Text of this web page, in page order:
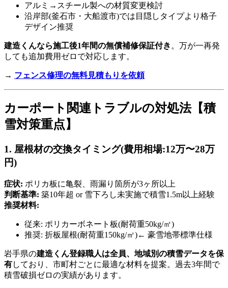
アルミ→スチール製への材質変更検討
沿岸部(釜石市・大船渡市)では目隠しタイプより格子
デザイン推奨
建造くんなら施工後1年間の無償補修保証付き 。万が一再発
しても追加費用ゼロで対応します。
→ フェンス修理の無料見積もりを依頼
カーポート関連トラブルの対処法【積
雪対策重点】
1. 屋根材の交換タイミング(費用相場:12万〜28万
円)
症状: ポリカ板に亀裂、雨漏り箇所が3ヶ所以上
判断基準: 築10年超 or 雪下ろし未実施で積雪1.5m以上経験
推奨材料:
従来: ポリカーボネート板(耐荷重50kg/㎡)
推奨: 折板屋根(耐荷重150kg/㎡)← 豪雪地帯標準仕様
岩手県の建造くん登録職人は全員、地域別の積雪データを保
有しており、市町村ごとに最適な材料を提案。過去3年間で
積雪破損ゼロの実績があります。